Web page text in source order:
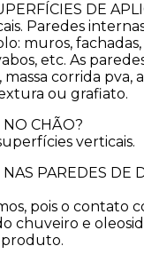
DE
Paredes
muros,
etc. As
massa corrida pva,
ou grafiato.
NO CHÃO?
verticais.
NAS PAREDES DE
pois o contato
chuveiro e